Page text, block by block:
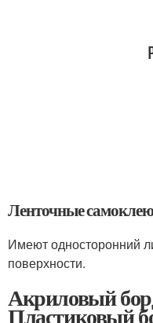
Ленточные
Имеют односторонний
поверхности.
Акриловый
Пластиковый